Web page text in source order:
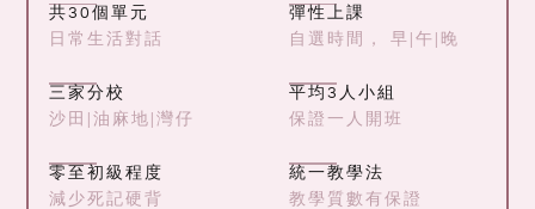
共30個單元
日常生活對話
彈性上課
自選時間， 早|午|晚
三家分校
沙田|油麻地|灣仔
平均3人小組
保證一人開班
零至初級程度
減少死記硬背
統一教學法
教學質數有保證